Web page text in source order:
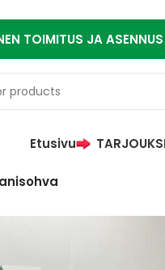
TOIMITUS JA
Etusivu